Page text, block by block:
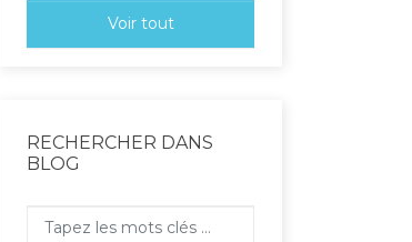
Voir tout
RECHERCHER DANS
BLOG